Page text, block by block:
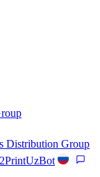
Distribution Group